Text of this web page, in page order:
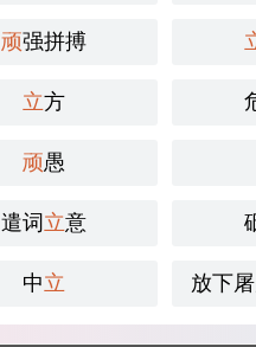
顽强拼搏
立方
顽愚
遣词 立意
中立 放下屠